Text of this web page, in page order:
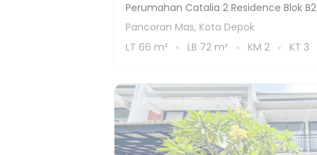
Perumahan Catalia 2 Residence Blok B2
Pancoran Mas, Kota Depok
LT 66 m² LB 72 m² KM 2 KT 3